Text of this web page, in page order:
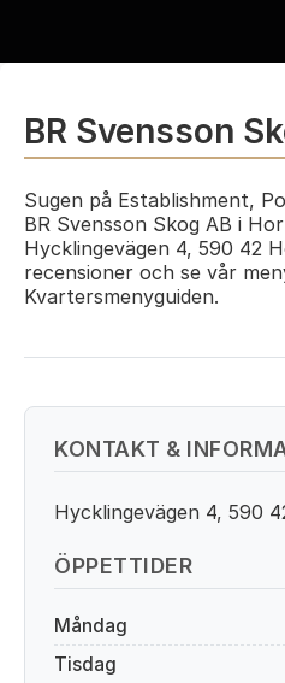
BR Svensson
Sugen på Establishment,
BR Svensson Skog AB i
Hycklingevägen 4, 590 42
recensioner och se vår
Kvartersmenyguiden.
KONTAKT &
Hycklingevägen 4, 590
ÖPPETTIDER
Måndag
Tisdag